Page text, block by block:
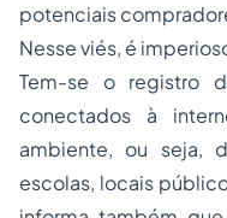
potenciais
Nesse viés, é
Tem-se o registro
conectados à
ambiente, ou seja,
escolas, locais